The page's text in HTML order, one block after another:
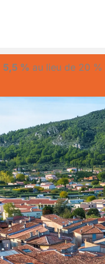
5,5 % au lieu de 20 %